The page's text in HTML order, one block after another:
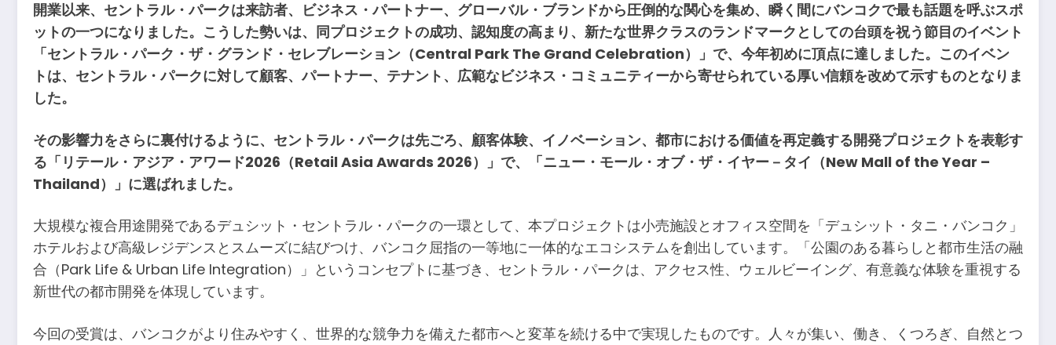
開業以来、セントラル・パークは来訪者、ビジネス・パートナー、グローバル・ブランドから圧倒的な関心を集め、瞬く間にバンコクで最も話題を呼ぶスポ
ットの一つになりました。こうした勢いは、同プロジェクトの成功、認知度の高まり、新たな世界クラスのランドマークとしての台頭を祝う節目のイベント
「セントラル・パーク・ザ・グランド・セレブレーション（Central Park The Grand Celebration）」で、今年初めに頂点に達しました。このイベン
トは、セントラル・パークに対して顧客、パートナー、テナント、広範なビジネス・コミュニティーから寄せられている厚い信頼を改めて示すものとなりま
した。
その影響力をさらに裏付けるように、セントラル・パークは先ごろ、顧客体験、イノベーション、都市における価値を再定義する開発プロジェクトを表彰す
る「リテール・アジア・アワード2026（Retail Asia Awards 2026）」で、「ニュー・モール・オブ・ザ・イヤー－タイ（New Mall of the Year –
Thailand）」に選ばれました。
大規模な複合用途開発であるデュシット・セントラル・パークの一環として、本プロジェクトは小売施設とオフィス空間を「デュシット・タニ・バンコク」
ホテルおよび高級レジデンスとスムーズに結びつけ、バンコク屈指の一等地に一体的なエコシステムを創出しています。「公園のある暮らしと都市生活の融
合（Park Life & Urban Life Integration）」というコンセプトに基づき、セントラル・パークは、アクセス性、ウェルビーイング、有意義な体験を重視する
新世代の都市開発を体現しています。
今回の受賞は、バンコクがより住みやすく、世界的な競争力を備えた都市へと変革を続ける中で実現したものです。人々が集い、働き、くつろぎ、自然とつ